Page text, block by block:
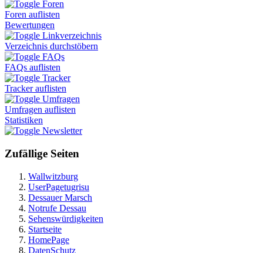
Foren
Foren auflisten
Bewertungen
Linkverzeichnis
Verzeichnis durchstöbern
FAQs
FAQs auflisten
Tracker
Tracker auflisten
Umfragen
Umfragen auflisten
Statistiken
Newsletter
Zufällige Seiten
Wallwitzburg
UserPagetugrisu
Dessauer Marsch
Notrufe Dessau
Sehenswürdigkeiten
Startseite
HomePage
DatenSchutz